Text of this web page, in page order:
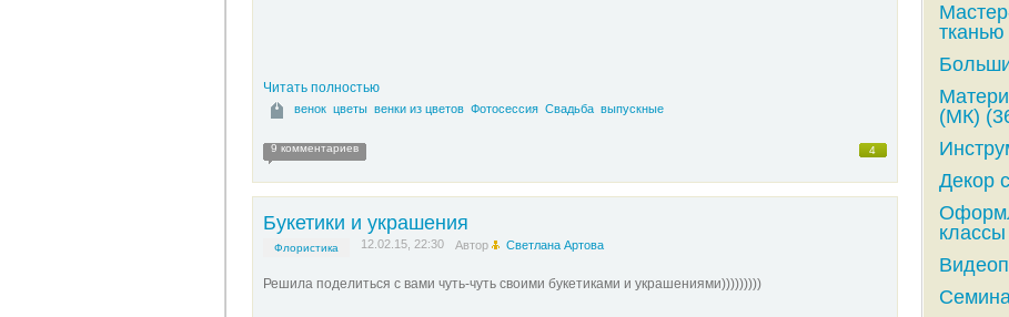
Читать полностью
венок цветы венки из цветов Фотосессия Свадьба выпускные
4
9 комментариев
Букетики и украшения
Флористика 12.02.15, 22:30 Автор Светлана Артова
Решила поделиться с вами чуть-чуть своими букетиками и украшениями)))))))))
тканью
(МК)
Декор